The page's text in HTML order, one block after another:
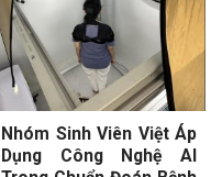
Nhóm Sinh Viên Việt Áp
Dụng Công Nghệ AI